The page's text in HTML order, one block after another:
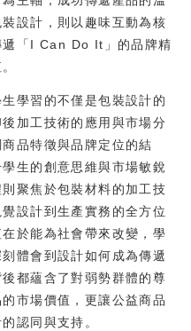
設計，則以趣味互動為核
遞「I Can Do It」的品牌精
學習的不僅是包裝設計的
加工技術的應用與市場分
品特徵與品牌定位的結
生的創意思維與市場敏銳
聚焦於包裝材料的加工技
設計到生產實務的全方位
於能為社會帶來改變，學
體會到設計如何成為傳遞
都蘊含了對弱勢群體的尊
市場價值，更讓公益商品
認同與支持。